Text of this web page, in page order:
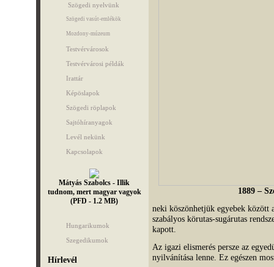
Szögedi nyelvünk
Szögedi vasút-emlékök
Mozdony-múzeum
Testvérvárosok
Testvérvárosi példák
Irattár
Képöslapok
Szögedi röplapok
Sajtóhíranyagok
Levél nekünk
Kapcsolapok
Mátyás Szabolcs - Illik
tudnom, mert magyar vagyok
(PFD - 1.2 MB)
Hungarikumok
Szegedikumok
Hírlevél
1889 –
neki köszönhetjük egyebek között
szabályos körutas-sugárutas
kapott.
Az igazi elismerés persze az
nyilvánítása lenne. Ez egészen